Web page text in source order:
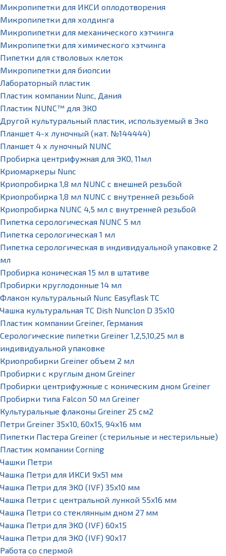
Микропипетки для ИКСИ оплодотворения
Микропипетки для холдинга
Микропипетки для механического хэтчинга
Микропипетки для химического хэтчинга
Пипетки для стволовых клеток
Микропипетки для биопсии
Лабораторный пластик
Пластик компании Nunc, Дания
Пластик NUNC™ для ЭКО
Другой культуральный пластик, используемый в Эко
Планшет 4-х луночный (кат. №144444)
Планшет 4 х луночный NUNC
Пробирка центрифужная для ЭКО, 11мл
Криомаркеры Nunc
Криопробирка 1,8 мл NUNC с внешней резьбой
Криопробирка 1,8 мл NUNC с внутренней резьбой
Криопробирка NUNC 4,5 мл с внутренней резьбой
Пипетка серологическая NUNC 5 мл
Пипетка серологическая 1 мл
Пипетка серологическая в индивидуальной упаковке 2
мл
Пробирка коническая 15 мл в штативе
Пробирки круглодонные 14 мл
Флакон культуральный Nunc Easyflask TC
Чашка культуральная TC Dish Nunclon D 35x10
Пластик компании Greiner, Германия
Серологические пипетки Greiner 1,2,5,10,25 мл в
индивидуальной упаковке
Криопробирки Greiner объем 2 мл
Пробирки с круглым дном Greiner
Пробирки центрифужные с коническим дном Greiner
Пробирки типа Falcon 50 мл Greiner
Культуральные флаконы Greiner 25 см2
Петри Greiner 35х10, 60х15, 94х16 мм
Пипетки Пастера Greiner (стерильные и нестерильные)
Пластик компании Corning
Чашки Петри
Чашка Петри для ИКСИ 9x51 мм
Чашка Петри для ЭКО (IVF) 35x10 мм
Чашка Петри с центральной лункой 55x16 мм
Чашка Петри со стеклянным дном 27 мм
Чашка Петри для ЭКО (IVF) 60х15
Чашка Петри для ЭКО (IVF) 90х17
Работа со спермой